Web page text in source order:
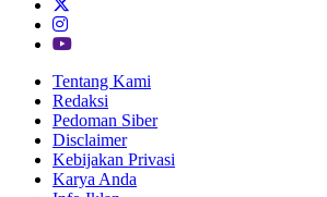
Tentang Kami
Redaksi
Pedoman Siber
Disclaimer
Kebijakan Privasi
Karya Anda